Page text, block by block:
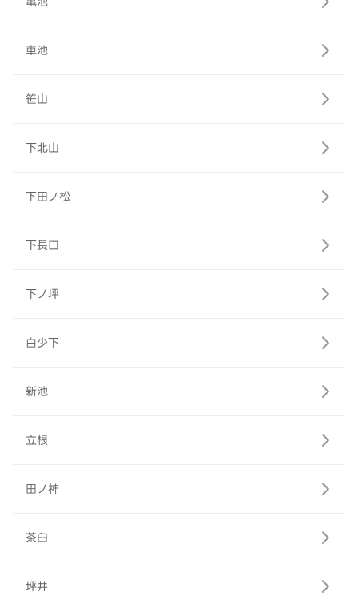
車池
笹山
下北山
下田ノ松
下長口
下ノ坪
白少下
新池
立根
田ノ神
茶臼
坪井